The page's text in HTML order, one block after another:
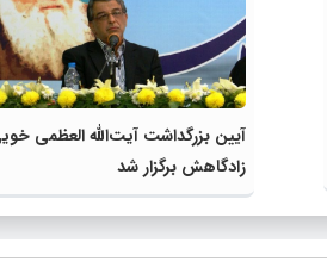
آیین بزرگداشت آیت‌الله العظمی
زادگاهش برگزار شد